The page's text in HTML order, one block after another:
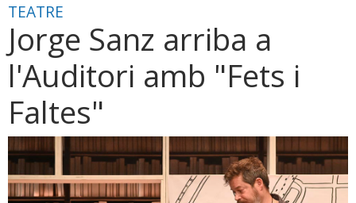
TEATRE
Jorge Sanz arriba a
l'Auditori amb "Fets i
Faltes"